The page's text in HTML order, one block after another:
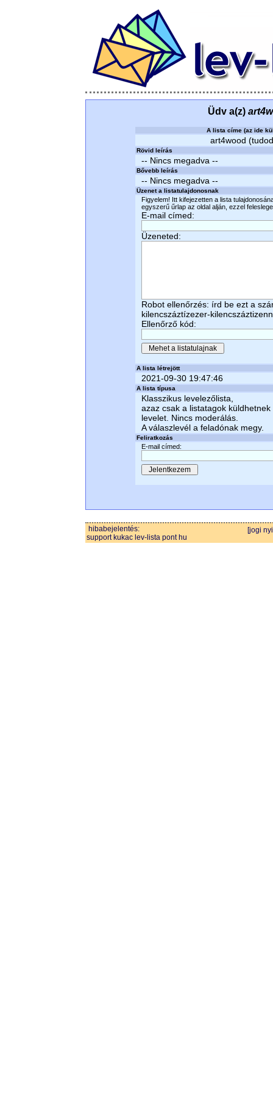
Üdv a(z)
A lista címe (az ide
art4wood
Rövid leírás
-- Nincs megadva --
Bővebb leírás
-- Nincs megadva --
Üzenet a listatulajdonosnak
Figyelem! Itt kifejezetten a lista
egyszerű űrlap az oldal alján, ezzel
E-mail címed:
Üzeneted:
Robot ellenőrzés: írd be ezt a
kilencszáztízezer-
Ellenőrző kód:
A lista létrejött
2021-09-30 19:47:46
A lista típusa
Klasszikus levelezőlista,
azaz csak a listatagok küldhetnek
levelet. Nincs moderálás.
A válaszlevél a feladónak megy.
Feliratkozás
E-mail címed:
hibabejelentés:
support kukac lev-lista pont hu
[jogi